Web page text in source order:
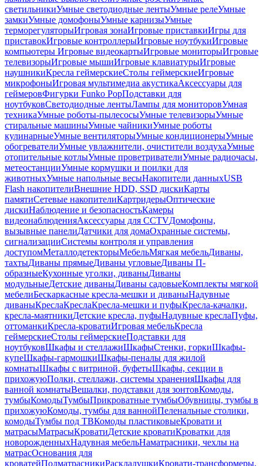
светильникиУмные светодиодные лентыУмные релеУмные
замкиУмные домофоныУмные карнизыУмные
терморегуляторыИгровая зонаИгровые приставкиИгры для
приставокИгровые контроллерыИгровые ноутбукиИгровые
компьютеры Игровые видеокартыИгровые мониторыИгровые
телевизорыИгровые мышиИгровые клавиатурыИгровые
наушникиКресла геймерскиеСтолы геймерскиеИгровые
микрофоныИгровая мультимедиа акустикаАксессуары для
геймеровФигурки Funko PopПодставки для
ноутбуковСветодиодные лентыЛампы для мониторовУмная
техникаУмные роботы-пылесосыУмные телевизорыУмные
стиральные машиныУмные чайникиУмные роботы
кулинарныеУмные вентиляторыУмные кондиционерыУмные
обогревателиУмные увлажнители, очистители воздухаУмные
отопительные котлыУмные проветривателиУмные радиочасы,
метеостанцииУмные кормушки и поилки для
животныхУмные напольные весыНакопители данныхUSB
Flash накопителиВнешние HDD, SSD дискиКарты
памятиСетевые накопителиКартридерыОптические
дискиНаблюдение и безопасностьКамеры
видеонаблюденияАксессуары для CCTVДомофоны,
вызывные панелиДатчики для домаОхранные системы,
сигнализацииСистемы контроля и управления
доступомМеталлодетекторыМебельМягкая мебельДиваны,
тахтыДиваны прямыеДиваны угловыеДиваны П-
образныеКухонные уголки, диваныДиваны
модульныеДетские диваныДиваны садовыеКомплекты мягкой
мебелиБескаркасные кресла-мешки и диваныНадувные
диваныКреслаКреслаКресла-мешки и пуфыКресла-качалки,
кресла-маятникиДетские кресла, пуфыНадувные креслаПуфы,
оттоманкиКресла-кроватиИгровая мебельКресла
геймерскиеСтолы геймерскиеПодставки для
ноутбуковШкафы и стеллажиШкафыСтенки, горкиШкафы-
купеШкафы-гармошкиШкафы-пеналы для жилой
комнатыШкафы с витриной, буфетыШкафы, секции в
прихожуюПолки, стеллажи, системы храненияШкафы для
ванной комнатыВешалки, подставки для зонтовКомоды,
тумбыКомодыТумбыПрикроватные тумбыОбувницы, тумбы в
прихожуюКомоды, тумбы для ваннойПеленальные столики,
комодыТумбы под ТВКомоды пластиковыеКровати и
матрасыМатрасыКроватиДетские кроватиКроватки для
новорожденныхНадувная мебельНаматрасники, чехлы на
матрасОснования для
кроватейПодматрасникиРаскладушкиКровати-трансформеры,